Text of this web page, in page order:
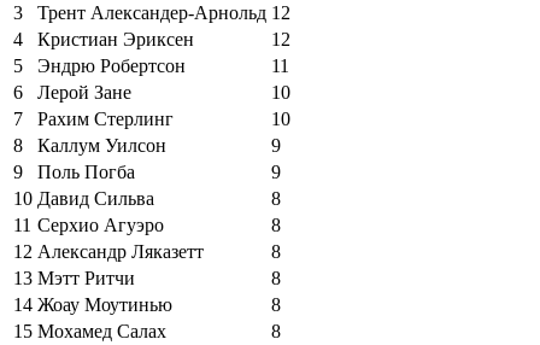
3
Трент Александер-Арнольд 12
4
Кристиан Эриксен
12
5
Эндрю Робертсон
11
6
Лерой Зане
10
7
Рахим Стерлинг
10
8
Каллум Уилсон
9
9
Поль Погба
9
10 Давид Сильва
8
11 Серхио Агуэро
8
12 Александр Ляказетт
8
13 Мэтт Ритчи
8
14 Жоау Моутинью
8
15 Мохамед Салах 8